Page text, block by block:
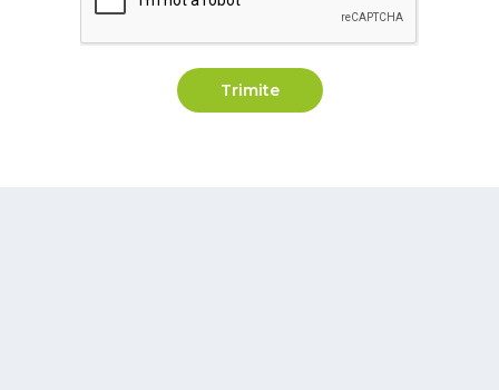
Trimite